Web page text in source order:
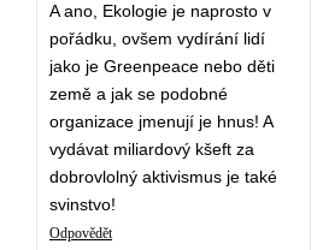
A ano, Ekologie je naprosto v
pořádku, ovšem vydírání lidí
jako je Greenpeace nebo děti
země a jak se podobné
organizace jmenují je hnus! A
vydávat miliardový kšeft za
dobrovlolný aktivismus je také
svinstvo!
Odpovědět